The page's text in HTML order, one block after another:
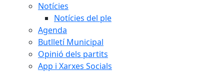
Notícies
Notícies del ple
Agenda
Butlletí Municipal
Opinió dels partits
App i Xarxes Socials